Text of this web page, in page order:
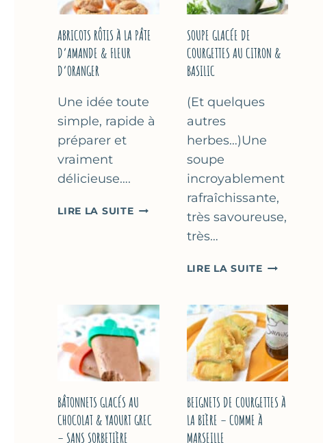
NOISETTES
SUCRÉ
ABRICOTS RÔTIS À LA PÂTE
D’AMANDE & FLEUR
D’ORANGER
Une idée toute
simple, rapide à
préparer et
vraiment
délicieuse….
LIRE LA SUITEABRICOTS
&
FLEUR
D’ORANGER
SOUPE GLACÉE DE
COURGETTES AU CITRON &
BASILIC
(Et quelques
autres
herbes…)Une
soupe
incroyablement
rafraîchissante,
très savoureuse,
très…
LIRE LA SUITESOUPE
AU
CITRON
&
BASILIC
BÂTONNETS GLACÉS AU
CHOCOLAT & YAOURT GREC
– SANS SORBETIÈRE
BEIGNETS DE COURGETTES À
LA BIÈRE – COMME À
MARSEILLE